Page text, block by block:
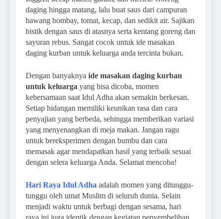
daging hingga matang, lalu buat saus dari campuran
bawang bombay, tomat, kecap, dan sedikit air. Sajikan
bistik dengan saus di atasnya serta kentang goreng dan
sayuran rebus. Sangat cocok untuk ide masakan
daging kurban untuk keluarga anda tercinta bukan.
Dengan banyaknya ide masakan daging kurban
untuk keluarga yang bisa dicoba, momen
kebersamaan saat Idul Adha akan semakin berkesan.
Setiap hidangan memiliki keunikan rasa dan cara
penyajian yang berbeda, sehingga memberikan variasi
yang menyenangkan di meja makan. Jangan ragu
untuk bereksperimen dengan bumbu dan cara
memasak agar mendapatkan hasil yang terbaik sesuai
dengan selera keluarga Anda. Selamat mencoba!
Hari Raya Idul Adha adalah momen yang ditunggu-
tunggu oleh umat Muslim di seluruh dunia. Selain
menjadi waktu untuk berbagi dengan sesama, hari
raya ini juga identik dengan kegiatan penyembelihan